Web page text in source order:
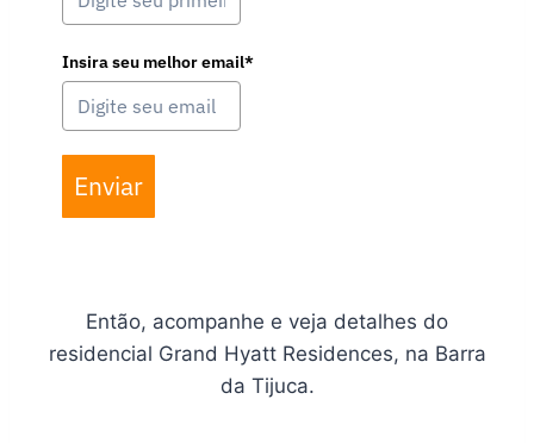
Insira seu melhor email*
Enviar
Então, acompanhe e veja detalhes do
residencial Grand Hyatt Residences, na Barra
da Tijuca.